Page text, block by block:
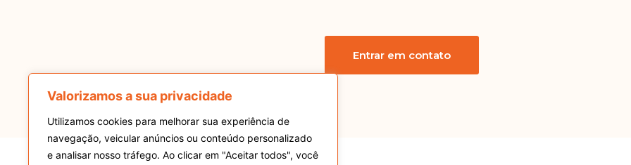
Valorizamos a sua privacidade
Utilizamos cookies para melhorar sua experiência de
navegação, veicular anúncios ou conteúdo personalizado
e analisar nosso tráfego. Ao clicar em "Aceitar todos", você
Entrar em contato